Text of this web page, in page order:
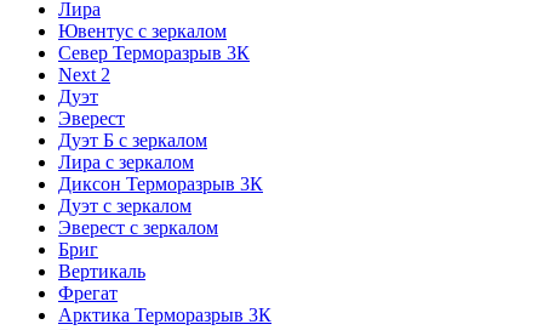
Лира
Ювентус с зеркалом
Север Терморазрыв 3К
Next 2
Дуэт
Эверест
Дуэт Б с зеркалом
Лира с зеркалом
Диксон Терморазрыв 3К
Дуэт с зеркалом
Эверест с зеркалом
Бриг
Вертикаль
Фрегат
Арктика Терморазрыв 3К